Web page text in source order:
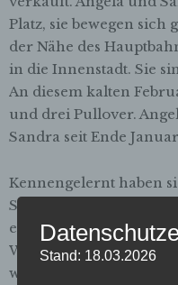
Platz, sie bewegen
der Nähe des
in die Innenstadt. Sie
An diesem kalten
und drei Pullover.
Sandra seit Ende
Kennengelernt haben
Sandra und ihr Freund
es einen
Wohnung bis auf
wandten sie sich ans
Stand: 18.03.2026